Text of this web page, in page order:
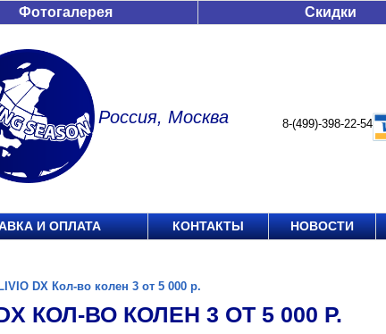
Фотогалерея Скидки
Россия, Москва 8-(499)-398-22-54
И ОПЛАТА КОНТАКТЫ НОВОСТИ
DX Кол-во колен 3 от 5 000 р.
КОЛ-ВО КОЛЕН 3 ОТ 5 000 Р.